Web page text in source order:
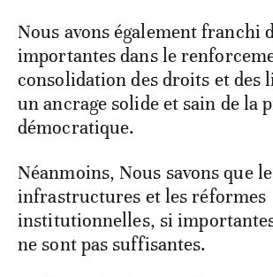
Nous avons également franchi
importantes dans le
consolidation des droits et des
un ancrage solide et sain de la
démocratique.
Néanmoins, Nous savons que
infrastructures et les réformes
institutionnelles, si
ne sont pas suffisantes.